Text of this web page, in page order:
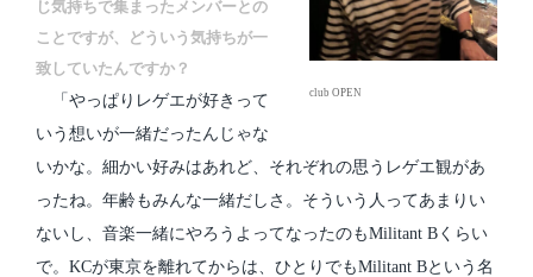
club OPEN
じ気持ちで集まったメンバーとの
ことですが、どういう気持ちが一
致していたんですか？
「やっぱりレゲエが好きって
いう想いが一緒だったんじゃな
いかな。細かい好みはあれど、それぞれの思うレゲエ観があ
ったね。年齢もみんな一緒だしさ。そういう人ってあまりい
ないし、音楽一緒にやろうよってなったのもMilitant Bくらい
で。KCが東京を離れてからは、ひとりでもMilitant Bという名